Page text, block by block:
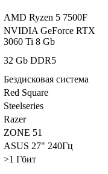
AMD Ryzen 5 7500F
NVIDIA GeForce RTX
3060 Ti 8 Gb
32 Gb DDR5
Бездисковая система
Red Square
Steelseries
Razer
ZONE 51
ASUS 27" 240Гц
>1 Гбит